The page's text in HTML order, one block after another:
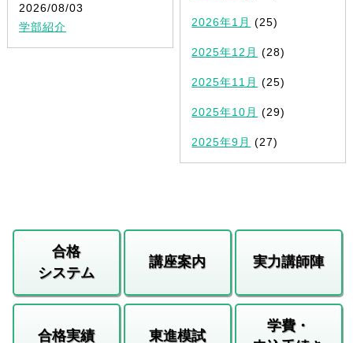
2026/08/03
学部紹介
2026年1月 (25)
2025年12月 (28)
2025年11月 (25)
2025年10月 (29)
2025年9月 (27)
合格
システム
講座案内 実力講師陣
合格実績 東進模試
学費・